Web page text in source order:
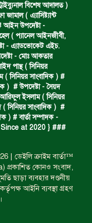
নিহত ও দুইজন আহত।
বিশেষ আদালত )
( এ‍্যাসিষ্ট‍্যান্ট
আইন উপদেষ্টা -
( প‍্যানেল আইনজীবী,
- এ্যাডভোকেট এইচ.
- মোঃ আকতার
পান্থ ( সিনিয়র
( সিনিয়র সাংবাদিক ) #
) # উপদেষ্টা - সৈয়দ
আরিফুল ইসলাম ( সিনিয়র
( সিনিয়র সাংবাদিক ) #
) # বার্তা সম্পাদক -
{ Since at 2020 } ###
| ডেইলি ক্রাইম বার্তা™
প্রকাশিত কোনও সংবাদ,
ছাড়া ব্যবহার দণ্ডনীয়
আইনি ব্যবস্থা গ্রহণ